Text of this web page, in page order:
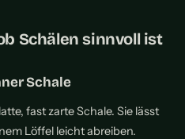
Schälen sinnvoll ist
Schale
fast zarte Schale. Sie lässt
Löffel leicht abreiben.